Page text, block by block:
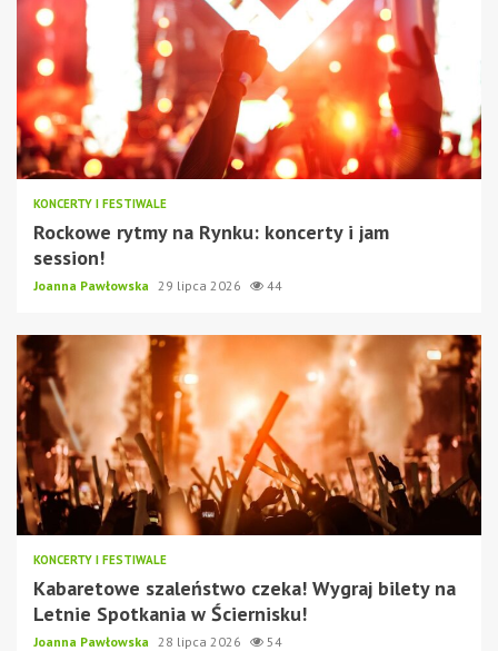
KONCERTY I FESTIWALE
Rockowe rytmy na Rynku: koncerty i jam
session!
Joanna Pawłowska 29 lipca 2026 44
KONCERTY I FESTIWALE
Kabaretowe szaleństwo czeka! Wygraj bilety na
Letnie Spotkania w Ściernisku!
Joanna Pawłowska 28 lipca 2026 54